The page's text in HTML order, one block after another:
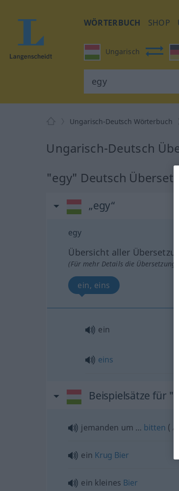
WÖRTERBUCH SHOP
Ungarisch
Ungarisch-Deutsch Wörterbuch
Ungarisch-Deutsch
"egy" Deutsch
„egy“
egy
Übersicht aller
(Für mehr Details die
ein, eins
ein
eins
Beispielsätze für
jemanden um … bitten ( AKK
ein Krug Bier
ein kleines Bier